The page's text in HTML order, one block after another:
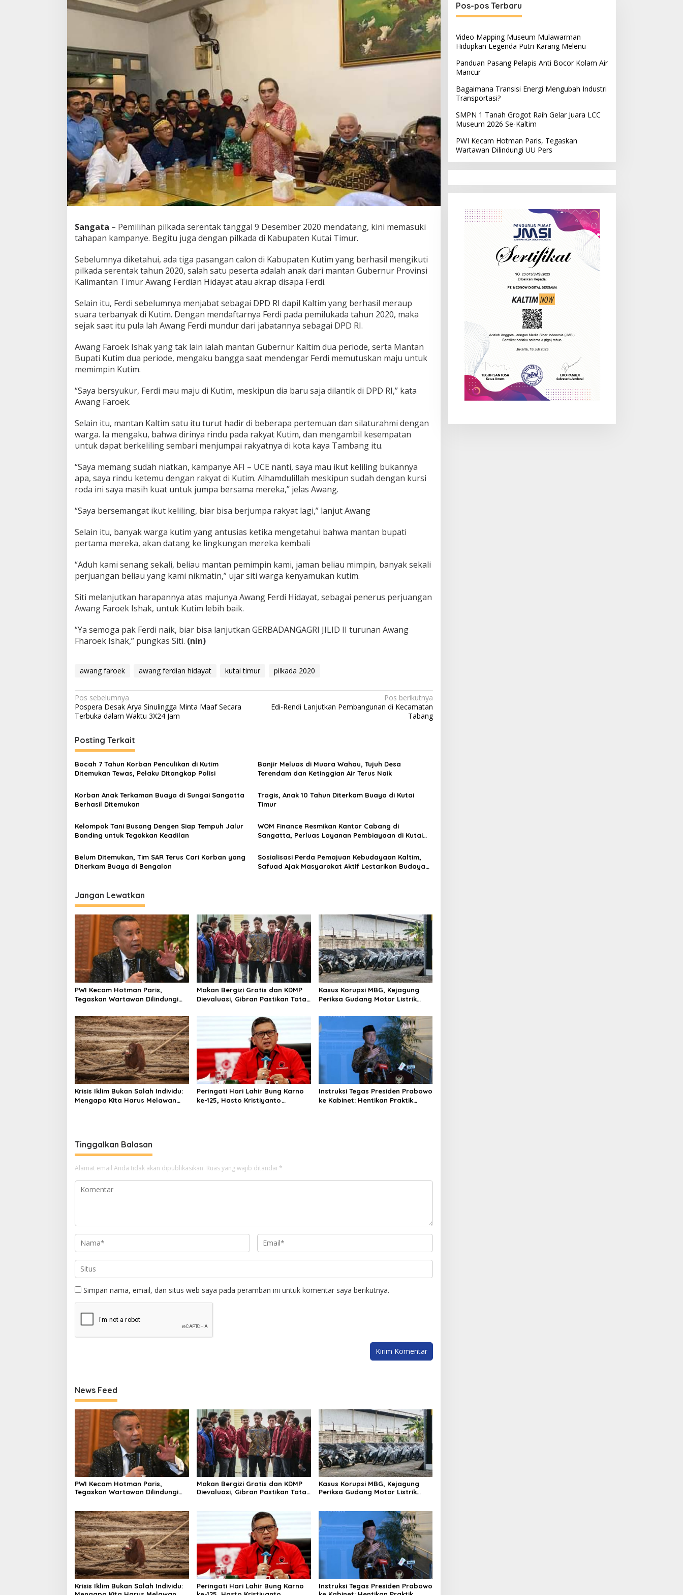
Bisa
Berjumpa
Rakyat
Sangata – Pemilihan pilkada serentak tanggal 9 Desember 2020 mendatang, kini memasuki
tahapan kampanye. Begitu juga dengan pilkada di Kabupaten Kutai Timur.
Sebelumnya diketahui, ada tiga pasangan calon di Kabupaten Kutim yang berhasil mengikuti
pilkada serentak tahun 2020, salah satu peserta adalah anak dari mantan Gubernur Provinsi
Kalimantan Timur Awang Ferdian Hidayat atau akrap disapa Ferdi.
Selain itu, Ferdi sebelumnya menjabat sebagai DPD RI dapil Kaltim yang berhasil meraup
suara terbanyak di Kutim. Dengan mendaftarnya Ferdi pada pemilukada tahun 2020, maka
sejak saat itu pula lah Awang Ferdi mundur dari jabatannya sebagai DPD RI.
Awang Faroek Ishak yang tak lain ialah mantan Gubernur Kaltim dua periode, serta Mantan
Bupati Kutim dua periode, mengaku bangga saat mendengar Ferdi memutuskan maju untuk
memimpin Kutim.
“Saya bersyukur, Ferdi mau maju di Kutim, meskipun dia baru saja dilantik di DPD RI,” kata
Awang Faroek.
Selain itu, mantan Kaltim satu itu turut hadir di beberapa pertemuan dan silaturahmi dengan
warga. Ia mengaku, bahwa dirinya rindu pada rakyat Kutim, dan mengambil kesempatan
untuk dapat berkeliling sembari menjumpai rakyatnya di kota kaya Tambang itu.
“Saya memang sudah niatkan, kampanye AFI – UCE nanti, saya mau ikut keliling bukannya
apa, saya rindu ketemu dengan rakyat di Kutim. Alhamdulillah meskipun sudah dengan kursi
roda ini saya masih kuat untuk jumpa bersama mereka,” jelas Awang.
“Saya bersemangat ikut keliling, biar bisa berjumpa rakyat lagi,” lanjut Awang
Selain itu, banyak warga kutim yang antusias ketika mengetahui bahwa mantan bupati
pertama mereka, akan datang ke lingkungan mereka kembali
“Aduh kami senang sekali, beliau mantan pemimpin kami, jaman beliau mimpin, banyak sekali
perjuangan beliau yang kami nikmatin,” ujar siti warga kenyamukan kutim.
Siti melanjutkan harapannya atas majunya Awang Ferdi Hidayat, sebagai penerus perjuangan
Awang Faroek Ishak, untuk Kutim lebih baik.
“Ya semoga pak Ferdi naik, biar bisa lanjutkan GERBADANGAGRI JILID II turunan Awang
Fharoek Ishak,” pungkas Siti. (nin)
awang faroek awang ferdian hidayat kutai timur pilkada 2020
Navigasi
pos
Pos sebelumnya
Pospera Desak Arya Sinulingga Minta Maaf Secara
Terbuka dalam Waktu 3X24 Jam
Pos berikutnya
Edi-Rendi Lanjutkan Pembangunan di Kecamatan
Tabang
Posting Terkait
Bocah 7 Tahun Korban Penculikan di Kutim
Ditemukan Tewas, Pelaku Ditangkap Polisi
Banjir Meluas di Muara Wahau, Tujuh Desa
Terendam dan Ketinggian Air Terus Naik
Korban Anak Terkaman Buaya di Sungai Sangatta
Berhasil Ditemukan
Tragis, Anak 10 Tahun Diterkam Buaya di Kutai
Timur
Kelompok Tani Busang Dengen Siap Tempuh Jalur
Banding untuk Tegakkan Keadilan
WOM Finance Resmikan Kantor Cabang di
Sangatta, Perluas Layanan Pembiayaan di Kutai
Belum Ditemukan, Tim SAR Terus Cari Korban yang
Diterkam Buaya di Bengalon
Sosialisasi Perda Pemajuan Kebudayaan Kaltim,
Safuad Ajak Masyarakat Aktif Lestarikan Budaya
Jangan Lewatkan
PWI Kecam Hotman Paris,
Tegaskan Wartawan Dilindungi
Makan Bergizi Gratis dan KDMP
Dievaluasi, Gibran Pastikan Tata
Kasus Korupsi MBG, Kejagung
Periksa Gudang Motor Listrik
Krisis Iklim Bukan Salah Individu:
Mengapa Kita Harus Melawan
Peringati Hari Lahir Bung Karno
ke-125, Hasto Kristiyanto
Instruksi Tegas Presiden Prabowo
ke Kabinet: Hentikan Praktik
Tinggalkan Balasan
Alamat email Anda tidak akan dipublikasikan. Ruas yang wajib ditandai *
Simpan nama, email, dan situs web saya pada peramban ini untuk komentar saya berikutnya.
News Feed
PWI Kecam Hotman Paris,
Tegaskan Wartawan Dilindungi
Makan Bergizi Gratis dan KDMP
Dievaluasi, Gibran Pastikan Tata
Kasus Korupsi MBG, Kejagung
Periksa Gudang Motor Listrik
Krisis Iklim Bukan Salah Individu:
Peringati Hari Lahir Bung Karno
Instruksi Tegas Presiden Prabowo
Pos-pos Terbaru
Video Mapping Museum Mulawarman
Hidupkan Legenda Putri Karang Melenu
Panduan Pasang Pelapis Anti Bocor Kolam Air
Mancur
Bagaimana Transisi Energi Mengubah Industri
Transportasi?
SMPN 1 Tanah Grogot Raih Gelar Juara LCC
Museum 2026 Se-Kaltim
PWI Kecam Hotman Paris, Tegaskan
Wartawan Dilindungi UU Pers